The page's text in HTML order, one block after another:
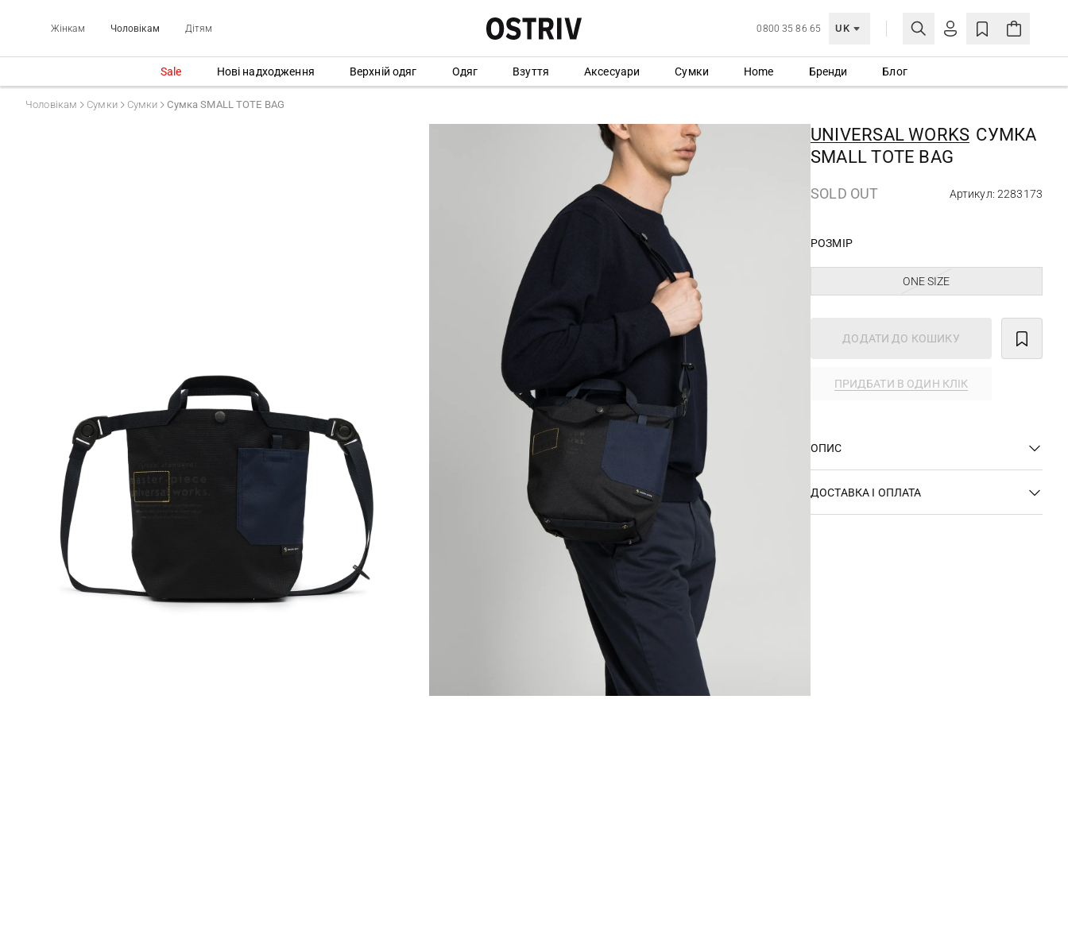
Жінкам Чоловікам Дітям 0800 35 86 65 UK
МОЯ ОБЛІКІВКА
Ще не зареєстровані?
СТВОРИТИ ОБЛІКІВКУ
Sale Нові надходження Верхній одяг Одяг Взуття Аксесуари Сумки Home Бренди Блог
Чоловікам Сумки Сумки Сумка SMALL TOTE BAG
UNIVERSAL WORKS СУМКА
SMALL TOTE BAG
SOLD OUT Артикул: 2283173
РОЗМІР
ONE SIZE
ДОДАТИ ДО КОШИКУ
ПРИДБАТИ В ОДИН КЛІК
ОПИС
ДОСТАВКА І ОПЛАТА